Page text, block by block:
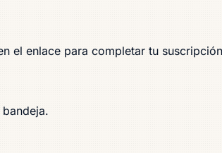
enlace para completar tu